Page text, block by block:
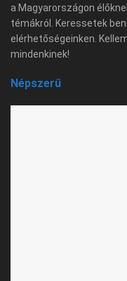
a Magyarországon
témákról. Keressetek
elérhetőségeinken.
mindenkinek!
Népszerű